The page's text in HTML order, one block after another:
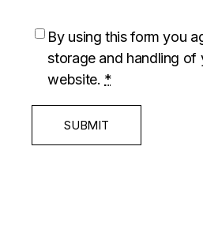
By using this form you
storage and handling of
website. *
SUBMIT